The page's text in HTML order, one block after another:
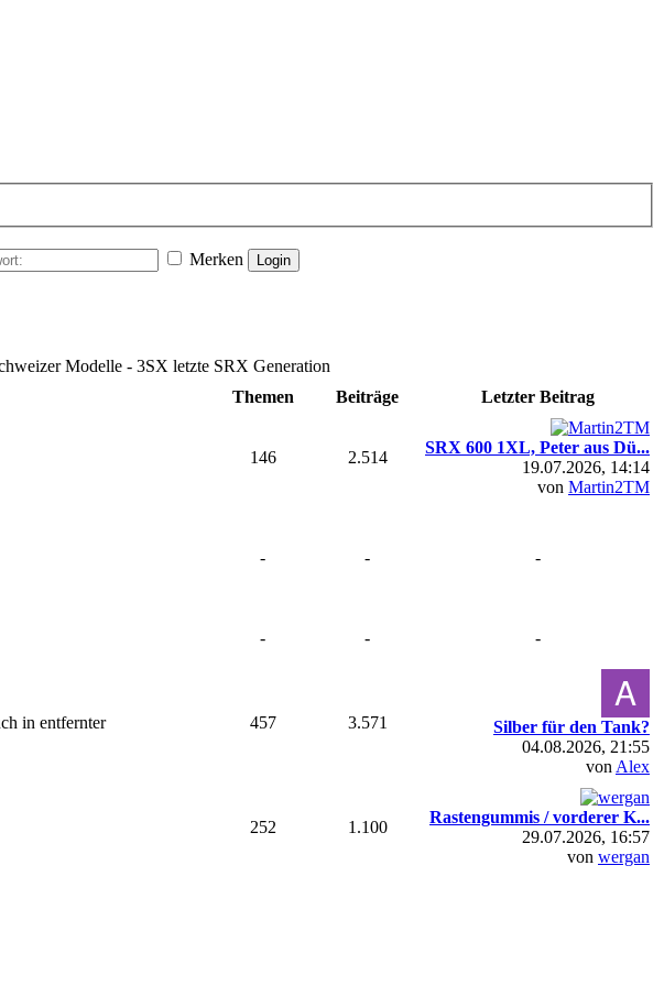
Merken
Modelle - 3SX letzte SRX Generation
Themen Beiträge Letzter Beitrag
146 2.514
SRX 600 1XL, Peter aus Dü...
19.07.2026, 14:14
von Martin2TM
- - -
- - -
in entfernter
457 3.571
Silber für den Tank?
04.08.2026, 21:55
von Alex
252 1.100
Rastengummis / vorderer K...
29.07.2026, 16:57
von wergan